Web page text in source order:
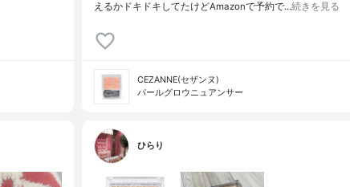
えるかドキドキしてたけどAmazonで予約で…続きを見る
CEZANNE(セザンヌ)
パールグロウニュアンサー
ひらり